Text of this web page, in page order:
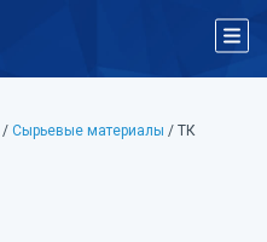
/ Сырьевые материалы / ТК